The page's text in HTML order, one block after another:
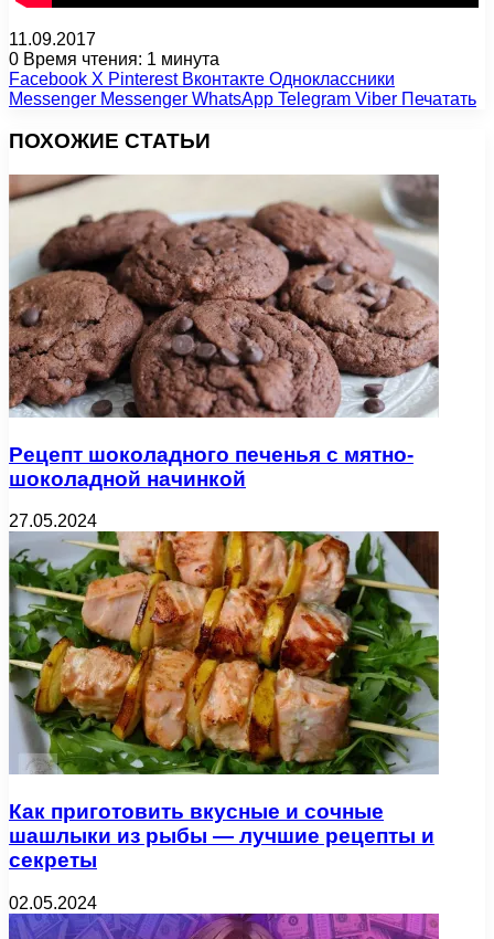
11.09.2017
0 Время чтения: 1 минута
Facebook X Pinterest Вконтакте Одноклассники
Messenger Messenger WhatsApp Telegram Viber Печатать
ПОХОЖИЕ СТАТЬИ
Рецепт шоколадного печенья с мятно-
шоколадной начинкой
27.05.2024
Как приготовить вкусные и сочные
шашлыки из рыбы — лучшие рецепты и
секреты
02.05.2024